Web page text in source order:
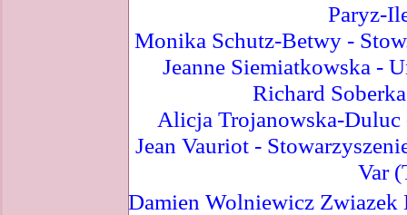
Paryz-
Monika Schutz-Betwy -
Jeanne Siemiatkowska -
Richard
Alicja Trojanowska-Duluc
Jean Vauriot -
Var
Damien Wolniewicz